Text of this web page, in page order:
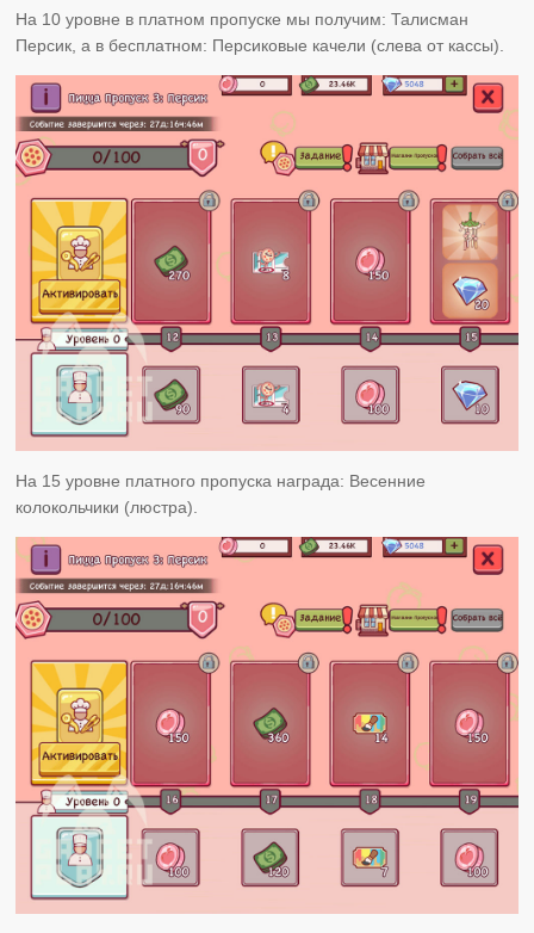
На 10 уровне в платном пропуске мы получим: Талисман
Персик, а в бесплатном: Персиковые качели (слева от кассы).
На 15 уровне платного пропуска награда: Весенние
колокольчики (люстра).